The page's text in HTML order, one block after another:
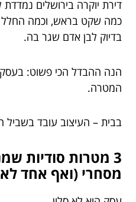
דירת יוקרה בירושלים
כמה שקט בראש, וכמה החלל
בדיוק לבן אדם שגר בה.
הנה ההבדל הכי פשוט:
המטרה.
בבית – העיצוב עובד בשביל
3 מטרות סודיות
מסחרי (ואף אחד